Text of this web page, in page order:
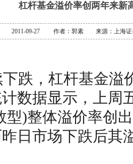
杠杆基金溢价率创两年来新
2011-09-27 作者：郭素 来源：上海证
跌，杠杆基金溢
数据显示，上周
型)整体溢价率创
日市场下跌后其